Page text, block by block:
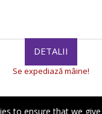
DETALII
Se expediază mâine!
to ensure that we